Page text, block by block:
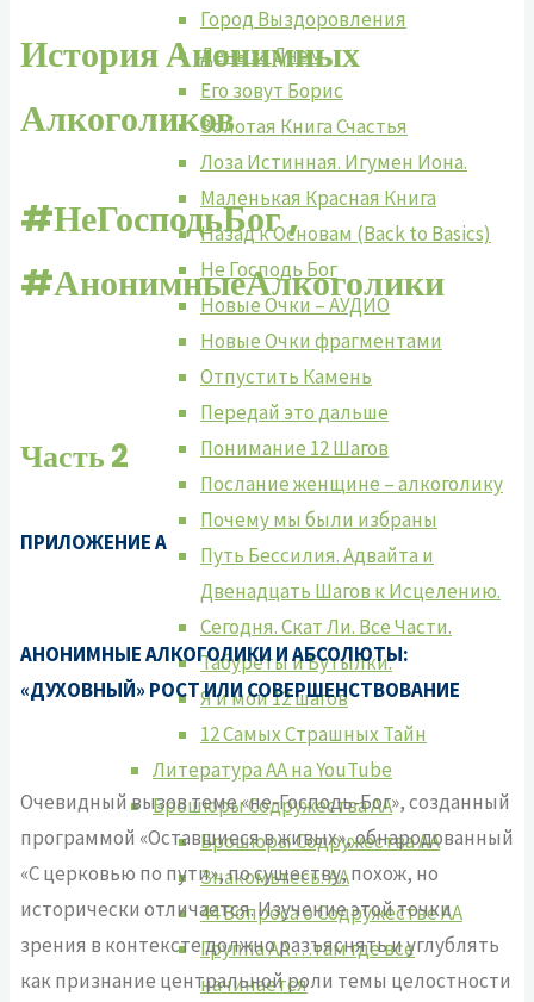
Город Выздоровления
День за Днем
Его зовут Борис
Золотая Книга Счастья
Лоза Истинная. Игумен Иона.
Маленькая Красная Книга
Назад к Основам (Back to Basics)
Не Господь Бог
Новые Очки – АУДИО
Новые Очки фрагментами
Отпустить Камень
Передай это дальше
Понимание 12 Шагов
Послание женщине – алкоголику
Почему мы были избраны
Путь Бессилия. Адвайта и
Двенадцать Шагов к Исцелению.
Сегодня. Скат Ли. Все Части.
Табуреты и Бутылки.
Я и мои 12 шагов
12 Самых Страшных Тайн
Литература АА на YouTube
Брошюры Содружества АА
Брошюры Содружества АА
Знакомьтесь: АА
44 Вопроса о Содружестве АА
Группа АА …там где все
начинается
ИсторияАнонимных
Алкоголиков
#НеГосподьБог ,
#АнонимныеАлкоголики
Часть 2
ПРИЛОЖЕНИЕ А
АНОНИМНЫЕ АЛКОГОЛИКИ И АБСОЛЮТЫ:
«ДУХОВНЫЙ» РОСТ ИЛИ СОВЕРШЕНСТВОВАНИЕ
Очевидный вызов теме «не-Господь-Бог», созданный
программой «Оставшиеся в живых», обнародованный
«С церковью по пути», по существу, похож, но
исторически отличается. Изучение этой точки
зрения в контексте должно разъяснять и углублять
как признание центральной роли темы целостности